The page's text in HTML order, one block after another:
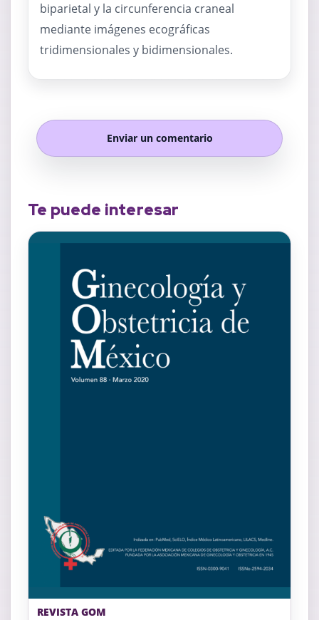
biparietal y la circunferencia craneal
mediante imágenes ecográficas
tridimensionales y bidimensionales.
Enviar un comentario
Te puede interesar
REVISTA GOM